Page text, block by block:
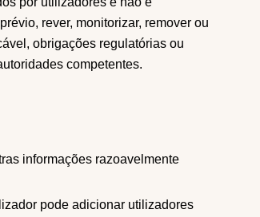
rever, monitorizar, remover ou
obrigações regulatórias ou
competentes.
informações razoavelmente
pode adicionar utilizadores